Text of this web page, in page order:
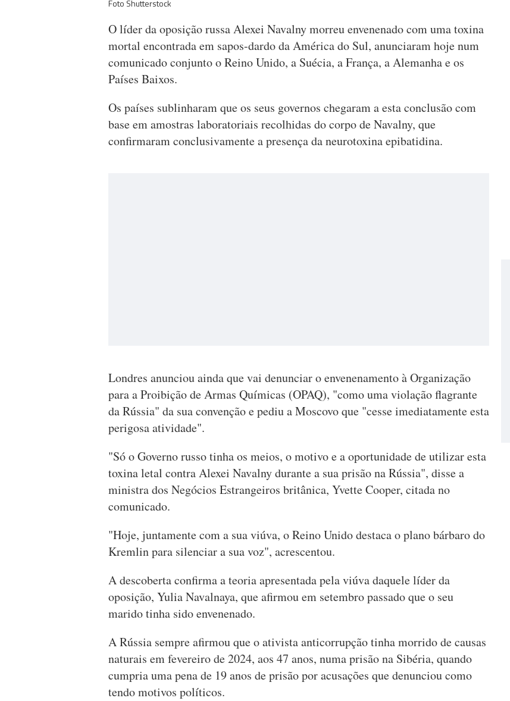
Foto Shutterstock
O líder da oposição russa Alexei Navalny morreu envenenado com uma toxina
mortal encontrada em sapos-dardo da América do Sul, anunciaram hoje num
comunicado conjunto o Reino Unido, a Suécia, a França, a Alemanha e os
Países Baixos.
Os países sublinharam que os seus governos chegaram a esta conclusão com
base em amostras laboratoriais recolhidas do corpo de Navalny, que
confirmaram conclusivamente a presença da neurotoxina epibatidina.
Londres anunciou ainda que vai denunciar o envenenamento à Organização
para a Proibição de Armas Químicas (OPAQ), "como uma violação flagrante
da Rússia" da sua convenção e pediu a Moscovo que "cesse imediatamente esta
perigosa atividade".
"Só o Governo russo tinha os meios, o motivo e a oportunidade de utilizar esta
toxina letal contra Alexei Navalny durante a sua prisão na Rússia", disse a
ministra dos Negócios Estrangeiros britânica, Yvette Cooper, citada no
comunicado.
"Hoje, juntamente com a sua viúva, o Reino Unido destaca o plano bárbaro do
Kremlin para silenciar a sua voz", acrescentou.
A descoberta confirma a teoria apresentada pela viúva daquele líder da
oposição, Yulia Navalnaya, que afirmou em setembro passado que o seu
marido tinha sido envenenado.
A Rússia sempre afirmou que o ativista anticorrupção tinha morrido de causas
naturais em fevereiro de 2024, aos 47 anos, numa prisão na Sibéria, quando
cumpria uma pena de 19 anos de prisão por acusações que denunciou como
tendo motivos políticos.